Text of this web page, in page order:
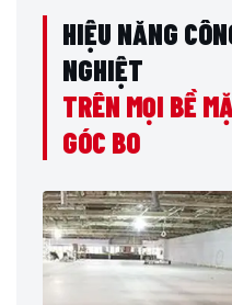
HIỆU NĂNG
NGHIỆT
TRÊN MỌI BỀ
GÓC BO